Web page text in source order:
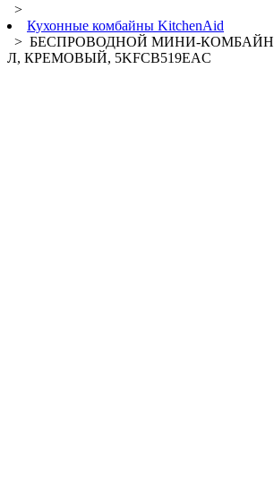
>
Кухонные комбайны KitchenAid
> БЕСПРОВОДНОЙ МИНИ-КОМБАЙН
Л, КРЕМОВЫЙ, 5KFCB519EAC